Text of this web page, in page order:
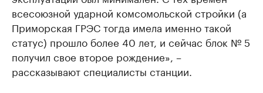
всесоюзной ударной комсомольской стройки (а
Приморская ГРЭС тогда имела именно такой
статус) прошло более 40 лет, и сейчас блок № 5
получил свое второе рождение», –
рассказывают специалисты станции.